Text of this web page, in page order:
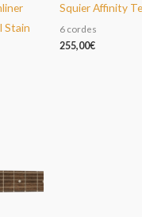
Stain
Squier Affinity
6 cordes
255,00€